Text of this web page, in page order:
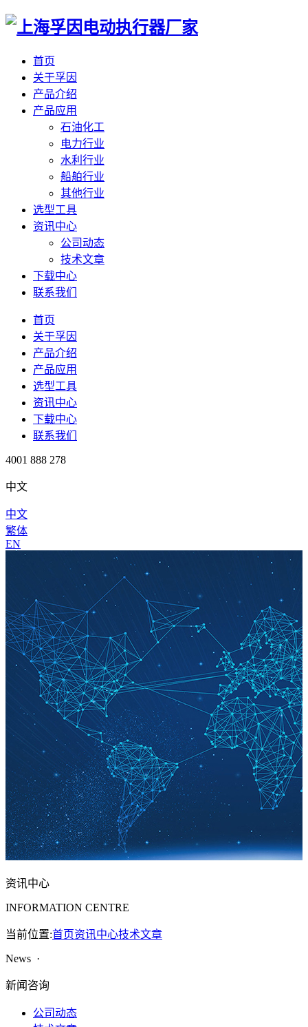
首页
关于孚因
产品介绍
产品应用
石油化工
电力行业
水利行业
船舶行业
其他行业
选型工具
资讯中心
公司动态
技术文章
下载中心
联系我们
首页
关于孚因
产品介绍
产品应用
选型工具
资讯中心
下载中心
联系我们
4001 888 278
中文
中文
繁体
EN
资讯中心
INFORMATION CENTRE
当前位置:首页资讯中心技术文章
News ·
新闻咨询
公司动态